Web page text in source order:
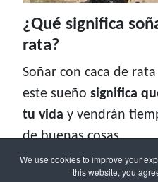
We use cookies to improve your
this website, you
¿Qué significa
rata?
Soñar con caca de
este sueño significa
tu vida y vendrán
de buenas cosas.
Si sueñas que tu